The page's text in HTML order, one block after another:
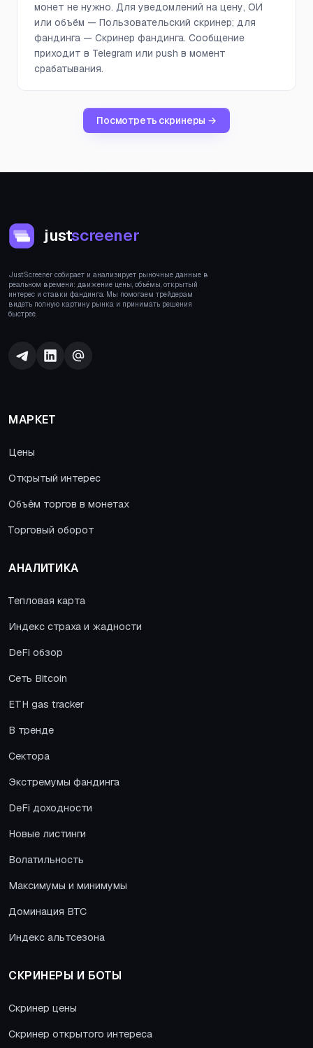
монет не нужно. Для уведомлений на цену, ОИ
или объём — Пользовательский скринер; для
фандинга — Скринер фандинга. Сообщение
приходит в Telegram или push в момент
срабатывания.
Посмотреть скринеры →
justscreener
JustScreener собирает и анализирует рыночные данные в
реальном времени: движение цены, объёмы, открытый
интерес и ставки фандинга. Мы помогаем трейдерам
видеть полную картину рынка и принимать решения
быстрее.
МАРКЕТ
Цены
Открытый интерес
Объём торгов в монетах
Торговый оборот
АНАЛИТИКА
Тепловая карта
Индекс страха и жадности
DeFi обзор
Сеть Bitcoin
ETH gas tracker
В тренде
Сектора
Экстремумы фандинга
DeFi доходности
Новые листинги
Волатильность
Максимумы и минимумы
Доминация BTC
Индекс альтсезона
СКРИНЕРЫ И БОТЫ
Скринер цены
Скринер открытого интереса